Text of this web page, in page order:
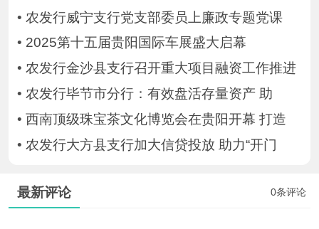
• 农发行威宁支行党支部委员上廉政专题党课
• 2025第十五届贵阳国际车展盛大启幕
• 农发行金沙县支行召开重大项目融资工作推进
• 农发行毕节市分行：有效盘活存量资产 助
• 西南顶级珠宝茶文化博览会在贵阳开幕 打造
• 农发行大方县支行加大信贷投放 助力“开门
0条评论
最新评论